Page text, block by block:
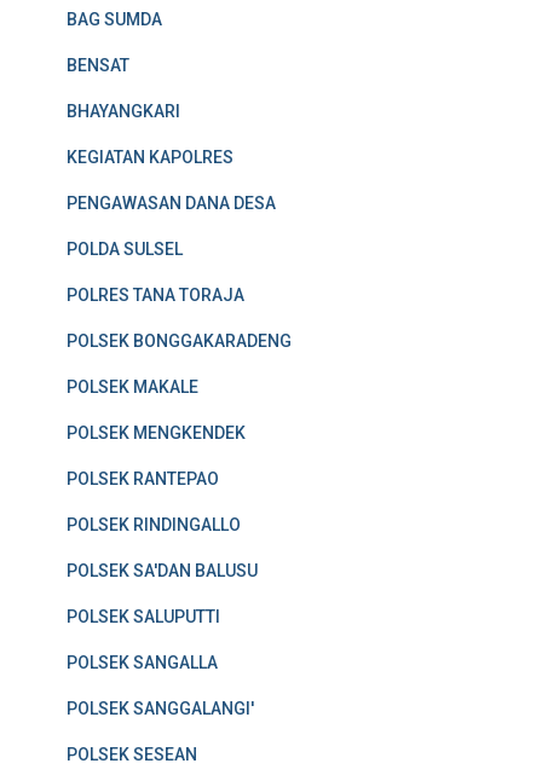
BAG SUMDA
BENSAT
BHAYANGKARI
KEGIATAN KAPOLRES
PENGAWASAN DANA DESA
POLDA SULSEL
POLRES TANA TORAJA
POLSEK BONGGAKARADENG
POLSEK MAKALE
POLSEK MENGKENDEK
POLSEK RANTEPAO
POLSEK RINDINGALLO
POLSEK SA'DAN BALUSU
POLSEK SALUPUTTI
POLSEK SANGALLA
POLSEK SANGGALANGI'
POLSEK SESEAN